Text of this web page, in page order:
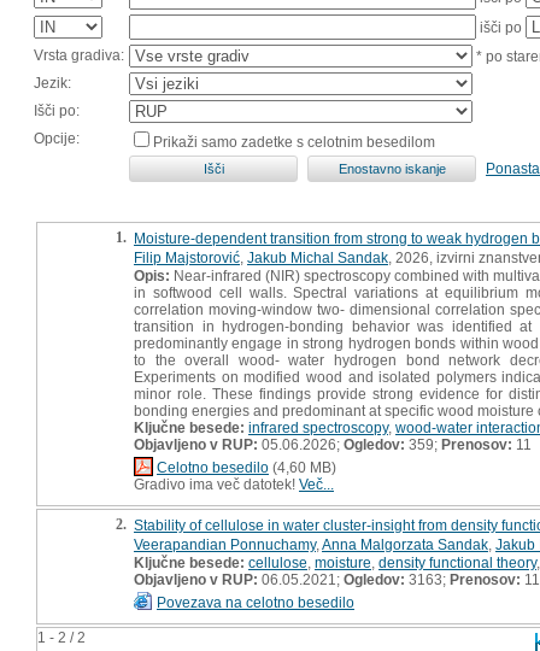
išči po
Vrsta gradiva:
* po
Jezik:
Išči po:
Opcije:
Prikaži samo zadetke s celotnim besedilom
1 - 2 / 2
1. Moisture-dependent transition from strong to weak hydrogen
Filip Majstorović Jakub Michal Sandak , 2026, izvirni
Opis: Near-infrared (NIR) spectroscopy combined with
in softwood cell walls. Spectral variations at equilibrium
correlation moving-window two- dimensional correlation
transition in hydrogen-bonding behavior was identified
predominantly engage in strong hydrogen bonds within
to the overall wood- water hydrogen bond network
Experiments on modified wood and isolated polymers
minor role. These findings provide strong evidence for
bonding energies and predominant at specific wood moisture
Ključne besede: infrared spectroscopy, wood-water
Objavljeno v RUP: 05.06.2026; Ogledov: 359; Prenosov: 11
Celotno besedilo (4,60 MB)
Gradivo ima več datotek! Več...
2. Stability of cellulose in water cluster-insight from density
Veerapandian Ponnuchamy, Anna Malgorzata Sandak Jakub
Ključne besede: cellulose moisture density functional theory
Objavljeno v RUP: 06.05.2021; Ogledov: 3163; Prenosov: 11
Povezava na celotno besedilo